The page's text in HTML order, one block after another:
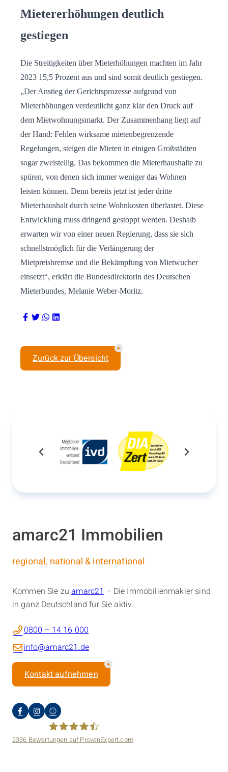
Mietererhöhungen deutlich
gestiegen
Die Streitigkeiten über Mieterhöhungen machten im Jahr
2023 15,5 Prozent aus und sind somit deutlich gestiegen.
„Der Anstieg der Gerichtsprozesse aufgrund von
Mieterhöhungen verdeutlicht ganz klar den Druck auf
dem Mietwohnungsmarkt. Der Zusammenhang liegt auf
der Hand: Fehlen wirksame mietenbegrenzende
Regelungen, steigen die Mieten in einigen Großstädten
sogar zweistellig. Das bekommen die Mieterhaushalte zu
spüren, von denen sich immer weniger das Wohnen
leisten können. Denn bereits jetzt ist jeder dritte
Mieterhaushalt durch seine Wohnkosten überlastet. Diese
Entwicklung muss dringend gestoppt werden. Deshalb
erwarten wir von einer neuen Regierung, dass sie sich
schnellstmöglich für die Verlängerung der
Mietpreisbremse und die Bekämpfung von Mietwucher
einsetzt“, erklärt die Bundesdirektorin des Deutschen
Mieterbundes, Melanie Weber-Moritz.
Zurück zur Übersicht
amarc21 Immobilien
regional, national & international
Kommen Sie zuamarc21– Die Immobilienmakler sind
in ganz Deutschland für Sie aktiv.
0800 – 14 16 000
info@amarc21.de
Kontakt aufnehmen
2336 Bewertungen auf ProvenExpert.com